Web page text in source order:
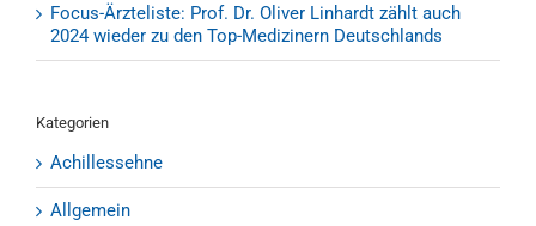
Focus-Ärzteliste: Prof. Dr. Oliver Linhardt zählt auch
2024 wieder zu den Top-Medizinern Deutschlands
Kategorien
Achillessehne
Allgemein